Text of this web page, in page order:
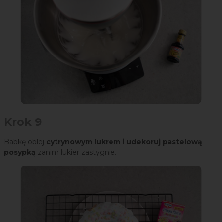
Babkę oblej cytrynowym lukrem i udekoruj pastelową
posypką zanim lukier zastygnie.